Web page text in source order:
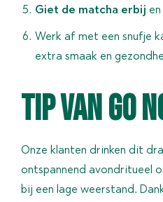
Giet de matcha erbij
Werk af met een snufje
extra smaak en
Tip van Go
Onze klanten drinken dit
ontspannend avondritueel
bij een lage weerstand.